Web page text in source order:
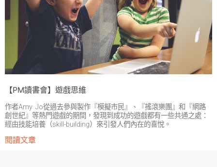
【PM讀書會】遊戲思維
作者Amy Jo從過去參與製作『模擬市民』、『搖滾樂團』和『網路
創世紀』等熱門遊戲的期間，發現到成功的遊戲都有一些共通之處：
經由技能培養（skill-building）來引發人們內在的喜悅。
閱讀文章